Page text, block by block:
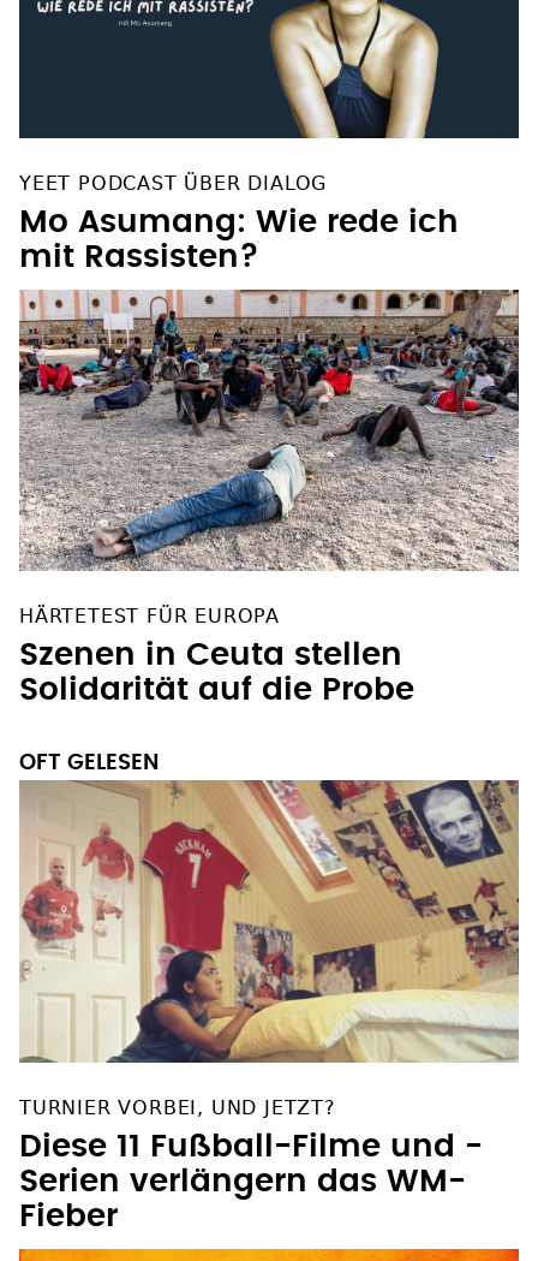
YEET PODCAST ÜBER DIALOG
Mo Asumang: Wie rede ich
mit Rassisten?
HÄRTETEST FÜR EUROPA
Szenen in Ceuta stellen
Solidarität auf die Probe
OFT GELESEN
TURNIER VORBEI, UND JETZT?
Diese 11 Fußball-Filme und -
Serien verlängern das WM-
Fieber